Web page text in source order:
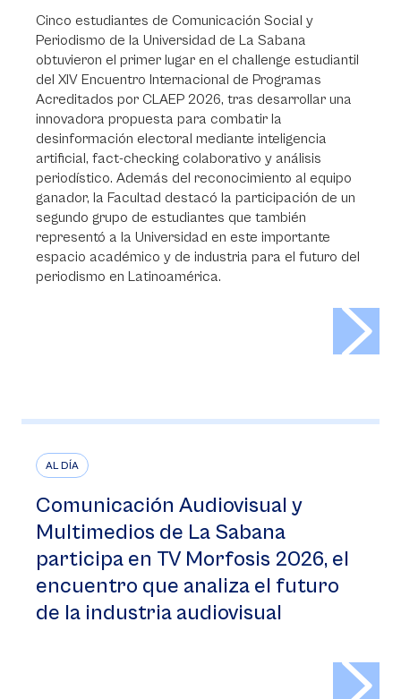
Cinco estudiantes de Comunicación Social y
Periodismo de la Universidad de La Sabana
obtuvieron el primer lugar en el challenge estudiantil
del XIV Encuentro Internacional de Programas
Acreditados por CLAEP 2026, tras desarrollar una
innovadora propuesta para combatir la
desinformación electoral mediante inteligencia
artificial, fact-checking colaborativo y análisis
periodístico. Además del reconocimiento al equipo
ganador, la Facultad destacó la participación de un
segundo grupo de estudiantes que también
representó a la Universidad en este importante
espacio académico y de industria para el futuro del
periodismo en Latinoamérica.
AL DÍA
Comunicación Audiovisual y
Multimedios de La Sabana
participa en TV Morfosis 2026, el
encuentro que analiza el futuro
de la industria audiovisual